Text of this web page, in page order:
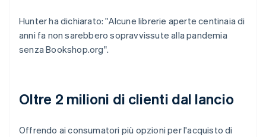
Hunter ha dichiarato: "Alcune librerie aperte centinaia di
anni fa non sarebbero sopravvissute alla pandemia
senza Bookshop.org".
Oltre 2 milioni di clienti dal lancio
Offrendo ai consumatori più opzioni per l'acquisto di